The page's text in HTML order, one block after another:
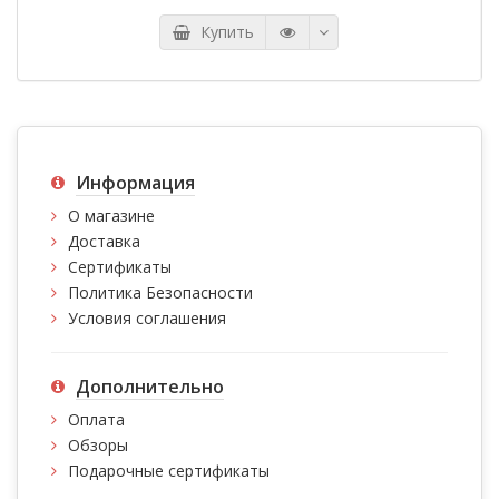
Купить
Информация
О магазине
Доставка
Сертификаты
Политика Безопасности
Условия соглашения
Дополнительно
Оплата
Обзоры
Подарочные сертификаты